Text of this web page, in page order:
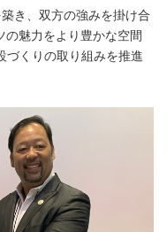
き、双方の強みを掛け合
の魅力をより豊かな空間
づくりの取り組みを推進